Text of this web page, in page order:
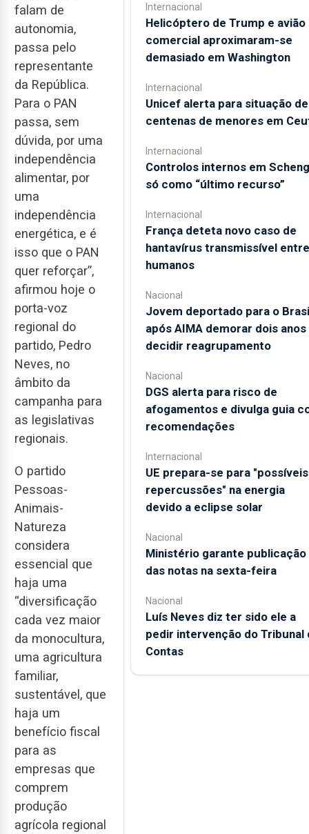
falam de
autonomia,
passa pelo
representante
da República.
Para o PAN
passa, sem
dúvida, por uma
independência
alimentar, por
uma
independência
energética, e é
isso que o PAN
quer reforçar”,
afirmou hoje o
porta-voz
regional do
partido, Pedro
Neves, no
âmbito da
campanha para
as legislativas
regionais.
O partido
Pessoas-
Animais-
Natureza
considera
essencial que
haja uma
“diversificação
cada vez maior
da monocultura,
uma agricultura
familiar,
sustentável, que
haja um
benefício fiscal
para as
empresas que
comprem
produção
agrícola regional
Internacional
Helicóptero de Trump e avião
comercial aproximaram-se
demasiado em Washington
Internacional
Unicef alerta para situação de
centenas de menores em
Internacional
Controlos internos em
só como “último recurso”
Internacional
França deteta novo caso de
hantavírus transmissível entre
humanos
Nacional
Jovem deportado para o
após AIMA demorar dois anos
decidir reagrupamento
Nacional
DGS alerta para risco de
afogamentos e divulga guia
recomendações
Internacional
UE prepara-se para "possíveis
repercussões" na energia
devido a eclipse solar
Nacional
Ministério garante publicação
das notas na sexta-feira
Nacional
Luís Neves diz ter sido ele a
pedir intervenção do Tribunal
Contas